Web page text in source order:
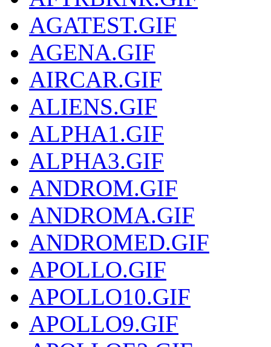
AGATEST.GIF
AGENA.GIF
AIRCAR.GIF
ALIENS.GIF
ALPHA1.GIF
ALPHA3.GIF
ANDROM.GIF
ANDROMA.GIF
ANDROMED.GIF
APOLLO.GIF
APOLLO10.GIF
APOLLO9.GIF